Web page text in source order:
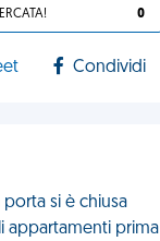
0
Condividi
si è chiusa
appartamenti prima